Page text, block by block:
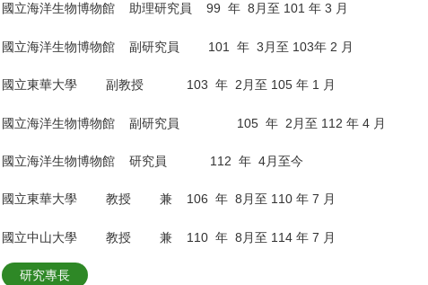
國立海洋生物博物館 助理研究員 99 年 8月至 101 年 3 月
國立海洋生物博物館 副研究員 101 年 3月至 103年 2 月
國立東華大學 副教授 103 年 2月至 105 年 1 月
國立海洋生物博物館 副研究員 105 年 2月至 112 年 4 月
國立海洋生物博物館 研究員 112 年 4月至今
國立東華大學 教授 兼 106 年 8月至 110 年 7 月
國立中山大學 教授 兼 110 年 8月至 114 年 7 月
研究專長